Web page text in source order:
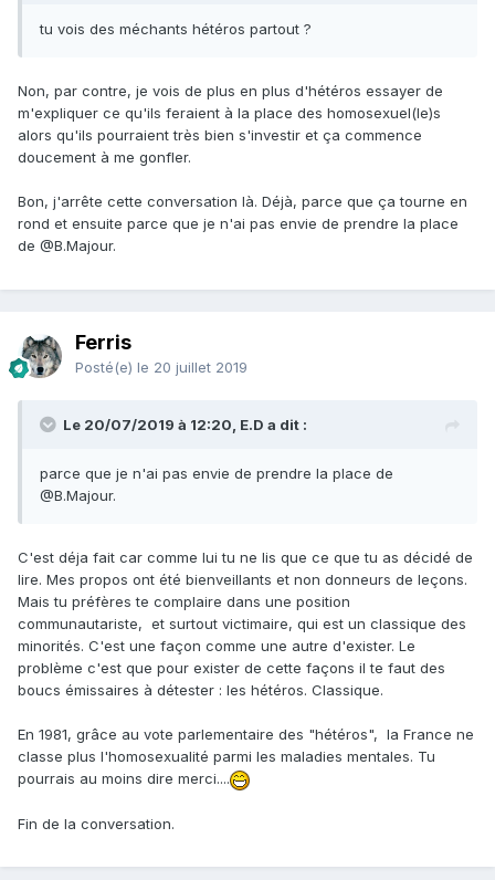
tu vois des méchants hétéros partout ?
Non, par contre, je vois de plus en plus d'hétéros essayer de
m'expliquer ce qu'ils feraient à la place des homosexuel(le)s
alors qu'ils pourraient très bien s'investir et ça commence
doucement à me gonfler.
Bon, j'arrête cette conversation là. Déjà, parce que ça tourne en
rond et ensuite parce que je n'ai pas envie de prendre la place
de @B.Majour.
Ferris
Posté(e) le 20 juillet 2019
Le 20/07/2019 à 12:20, E.D a dit :
parce que je n'ai pas envie de prendre la place de
@B.Majour.
C'est déja fait car comme lui tu ne lis que ce que tu as décidé de
lire. Mes propos ont été bienveillants et non donneurs de leçons.
Mais tu préfères te complaire dans une position
communautariste, et surtout victimaire, qui est un classique des
minorités. C'est une façon comme une autre d'exister. Le
problème c'est que pour exister de cette façons il te faut des
boucs émissaires à détester : les hétéros. Classique.
En 1981, grâce au vote parlementaire des "hétéros", la France ne
classe plus l'homosexualité parmi les maladies mentales. Tu
pourrais au moins dire merci....
Fin de la conversation.